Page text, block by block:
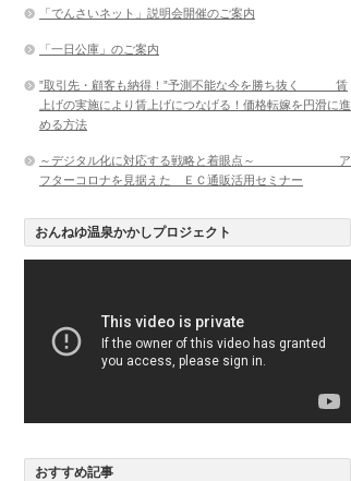
「でんさいネット」説明会開催のご案内
「一日公庫」のご案内
”取引先・顧客も納得！”予測不能な今を勝ち抜く 賃
上げの実施により賃上げにつなげる！価格転嫁を円滑に進
める方法
～デジタル化に対応する戦略と着眼点～ ア
フターコロナを見据えた ＥＣ通販活用セミナー
おんねゆ温泉かかしプロジェクト
おすすめ記事